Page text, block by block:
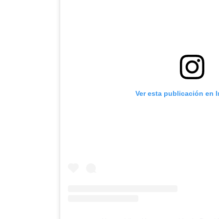
Ver esta publicación en